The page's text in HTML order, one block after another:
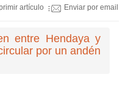
artículo Enviar por email
entre Hendaya y
por un andén